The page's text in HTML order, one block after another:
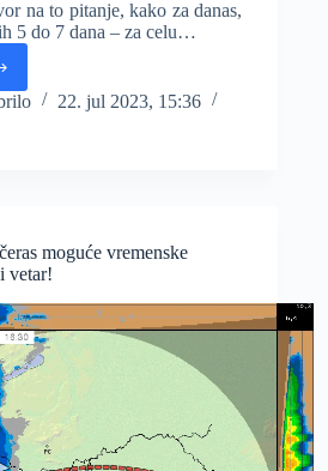
na to pitanje, kako za danas,
5 do 7 dana – za celu…
22. jul 2023, 15:36
moguće vremenske
vetar!